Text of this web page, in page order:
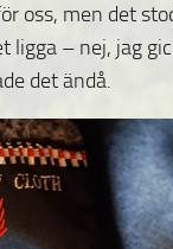
oss, men det
ligga – nej, jag
det ändå.